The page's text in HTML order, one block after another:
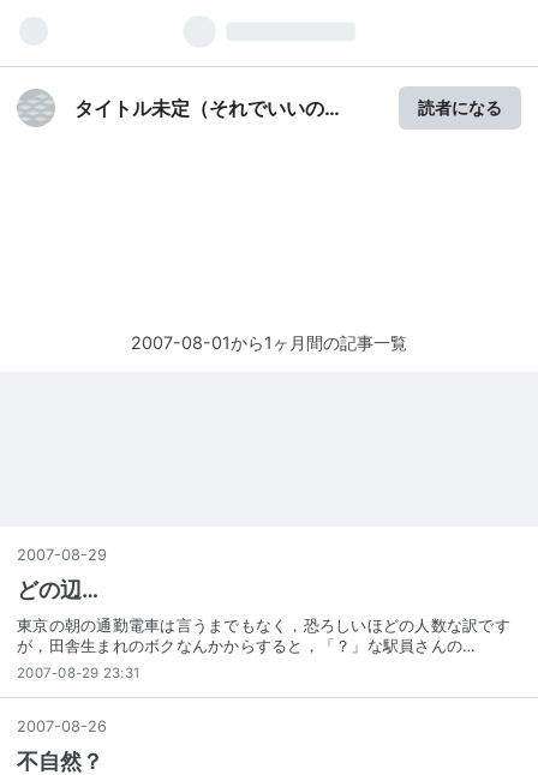
タイトル未定（それでいいの
読者になる
2007-08-01から1ヶ月間の記事一覧
2007-08-29
どの辺…
東京の朝の通勤電車は言うまでもなく，恐ろしいほどの人数な訳です
が，田舎生まれのボクなんかからすると，「？」な駅員さんの…
2007-08-29 23:31
2007-08-26
不自然？